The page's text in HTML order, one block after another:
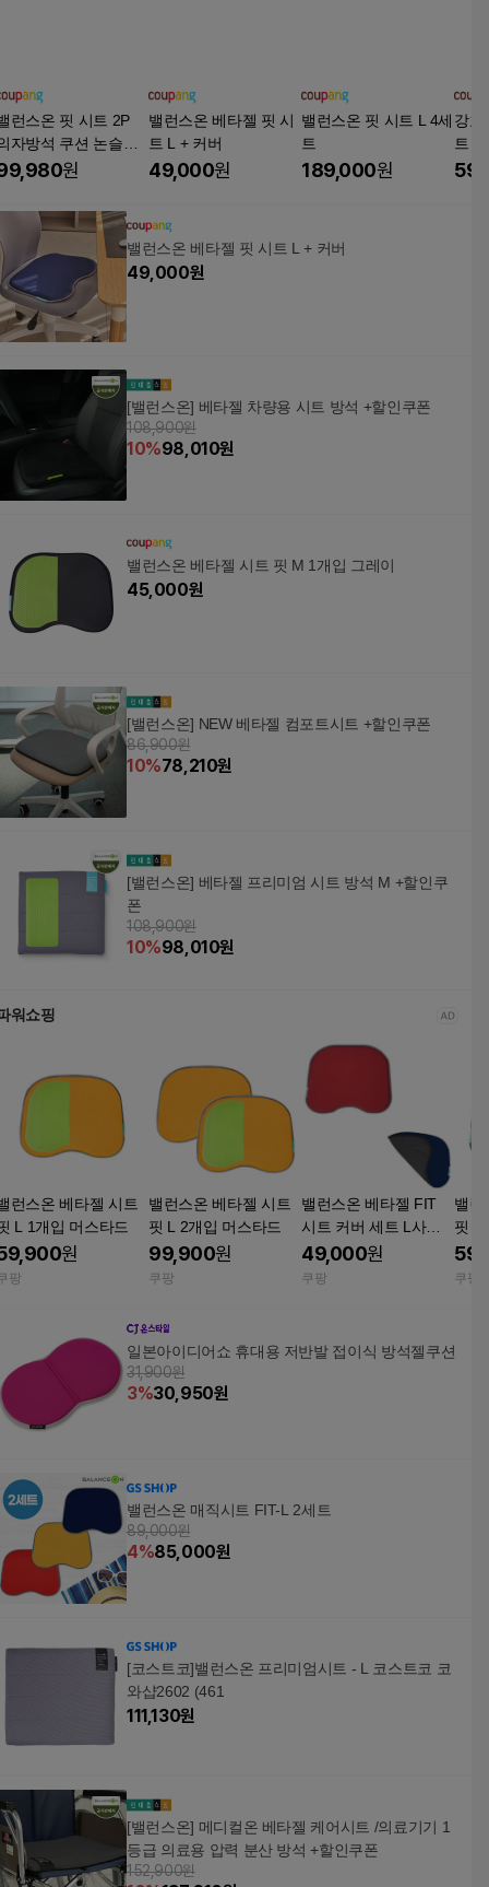
런스온 핏 시트 2P
자방석 쿠션 논슬립
편세척무료교환반품
원
밸런스온 베타젤 핏 시
트 L + 커버
49,000원
밸런스온 핏 시트 L 4세
트
189,000원
강호
트
사이
밸런스온 베타젤 핏 시트 L + 커버
49,000원
[밸런스온] 베타젤 차량용 시트 방석 +할인쿠폰
108,900원
10%98,010원
밸런스온 베타젤 시트 핏 M 1개입 그레이
45,000원
[밸런스온] NEW 베타젤 컴포트시트 +할인쿠폰
86,900원
10%78,210원
[밸런스온] 베타젤 프리미엄 시트 방석 M +할인쿠
폰
108,900원
10%98,010원
워쇼핑
런스온 베타젤 시트
L 1개입 머스타드
원
팡
밸런스온 베타젤 시트
핏 L 2개입 머스타드
99,900원
쿠팡
밸런스온 베타젤 FIT
시트 커버 세트 L사이
즈 레드 네이비 자세 보
정 방석
49,000원
쿠팡
밸런
핏 L
쿠팡
일본아이디어쇼 휴대용 저반발 접이식 방석젤쿠션
31,900원
3%30,950원
밸런스온 매직시트 FIT-L 2세트
89,000원
4%85,000원
[코스트코]밸런스온 프리미엄시트 - L 코스트코 코
와샵2602 (461
111,130원
[밸런스온] 메디컬온 베타젤 케어시트 /의료기기 1
등급 의료용 압력 분산 방석 +할인쿠폰
152,900원